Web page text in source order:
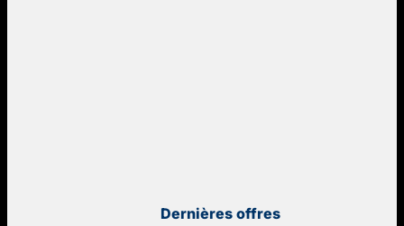
Dernières offres